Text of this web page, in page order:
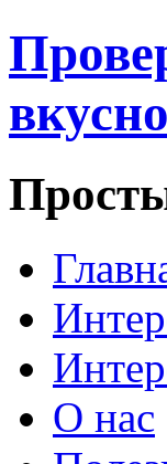
О нас